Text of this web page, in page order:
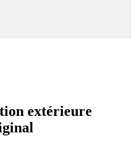
extérieure